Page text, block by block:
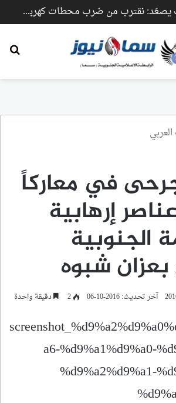
#عاجل.. ترامب يصعّد: نقترب من ضرب محطات كهرباء وجسور داخل إيران
في معاركاً
إرهابية
الجنوبية
شبوه
آخر تحديث: 2016-10-06 2 دقيقة واحدة